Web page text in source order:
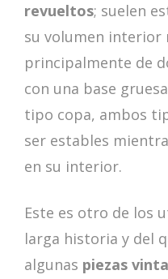
revueltos; suelen
su volumen interior
principalmente de
con una base
tipo copa, ambos
ser estables
en su interior.
Este es otro de los
larga historia y del
algunas piezas